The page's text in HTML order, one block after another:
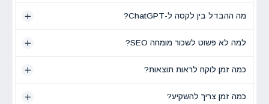
מה ההבדל בין לקסה ל-ChatGPT?
למה לא פשוט לשכור מומחה SEO?
כמה זמן לוקח לראות תוצאות?
כמה זמן צריך להשקיע?